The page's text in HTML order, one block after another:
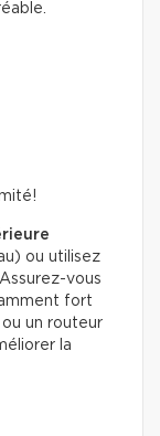
ou utilisez
vous
fort
un routeur
la